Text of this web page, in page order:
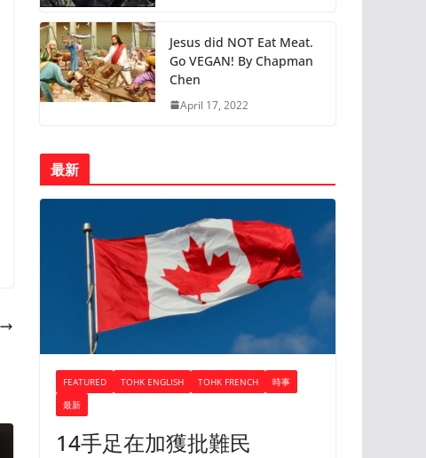
Jesus did NOT Eat Meat.
Go VEGAN! By Chapman
Chen
April 17, 2022
最新
FEATURED TOHK ENGLISH TOHK FRENCH
時事
最新
14手足在加獲批難民